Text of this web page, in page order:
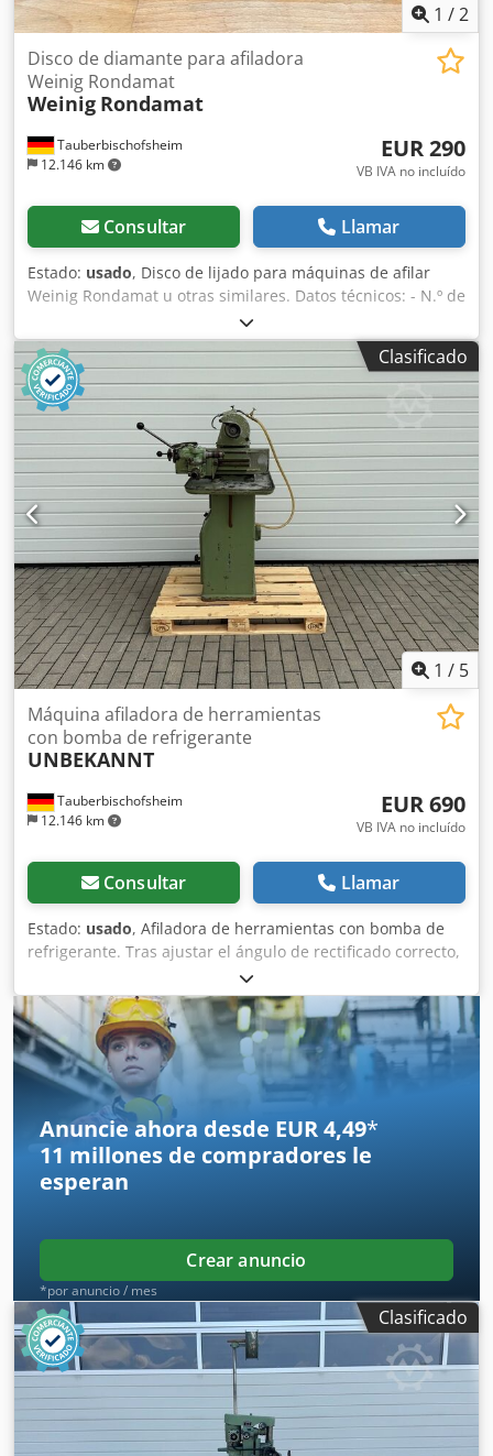
1 /2
Tauberbischofsheim
12.146 km
Disco de diamante para afiladora
Weinig Rondamat
Weinig Rondamat
EUR 290
VB IVA no incluído
Consultar Llamar
Estado: usado, Disco de lijado para máquinas de afilar
Weinig Rondamat u otras similares. Datos técnicos: - N.º de
fabricante: 920. Estado: Como nueva. - Granulometría: D
126. Dcsdpfx Apszry Aysmek - Diámetro: 150 mm.
Clasificado
1 / 5
Tauberbischofsheim
12.146 km
Máquina afiladora de herramientas
con bomba de refrigerante
UNBEKANNT
EUR 690
VB IVA no incluído
Consultar Llamar
Estado: usado, Afiladora de herramientas con bomba de
refrigerante. Tras ajustar el ángulo de rectificado correcto,
la herramienta se afila mediante un avance manual/lineal.
Datos técnicos: - Portaherramientas: 35 mm - Longitud de
sujeción: 65 mm Djdpezrx Ihjfx Apmsck
Anuncie ahora desde EUR 4,49*
11 millones de compradores le
esperan
Crear anuncio
*por anuncio / mes
Clasificado